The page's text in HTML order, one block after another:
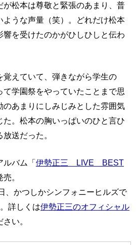
が松本は尊敬と緊張のあまり、普
ような声量（笑）。どれだけ松本
響を受けたのかがひしひしと伝わ
覚えていて、弾きながら学生の
学園祭をやっていたことまで思
のあまりにしみじみとした雰囲気
た。松本の胸いっぱいのひと言ひ
送だった。
ルバム「伊勢正三 LIVE BEST
売。
、かつしかシンフォニーヒルズで
詳しくは伊勢正三のオフィシャル
い。